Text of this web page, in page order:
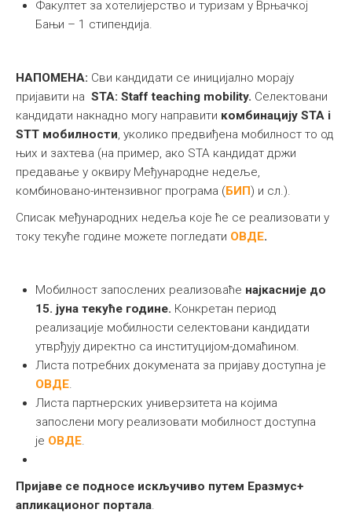
Факултет за хотелијерство и туризам у Врњачкој
Бањи – 1 стипендија.
НАПОМЕНА: Сви кандидати се иницијално морају
пријавити на STA: Staff teaching mobility. Селектовани
кандидати накнадно могу направити комбинацију STA i
STT мобилности, уколико предвиђена мобилност то од
њих и захтева (на пример, ако STA кандидат држи
предавање у оквиру Међународне недеље,
комбиновано-интензивног програма (БИП) и сл.).
Списак међународних недеља које ће се реализовати у
току текуће године можете погледати ОВДЕ.
Мобилност запослених реализоваће најкасније до
15. јуна текуће године. Конкретан период
реализације мобилности селектовани кандидати
утврђују директно са институцијом-домаћином.
Листа потребних докумената за пријаву доступна је
ОВДЕ.
Листа партнерских универзитета на којима
запослени могу реализовати мобилност доступна
је ОВДЕ.
Пријаве се подносе искључиво путем Еразмус+
апликационог портала.